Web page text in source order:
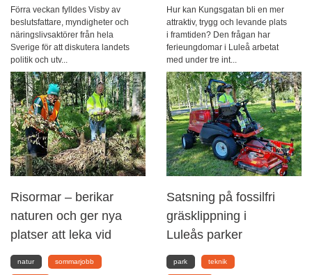
Förra veckan fylldes Visby av
beslutsfattare, myndigheter och
näringslivsaktörer från hela
Sverige för att diskutera landets
politik och utv...
Hur kan Kungsgatan bli en mer
attraktiv, trygg och levande plats
i framtiden? Den frågan har
ferieungdomar i Luleå arbetat
med under tre int...
Risormar – berikar
naturen och ger nya
platser att leka vid
natur sommarjobb
Satsning på fossilfri
gräsklippning i
Luleås parker
park teknik